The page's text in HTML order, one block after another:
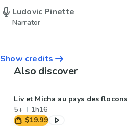
Ludovic Pinette
Narrator
Show credits
Also discover
Liv et Micha au pays des flocons
5+
1h16
$19.99